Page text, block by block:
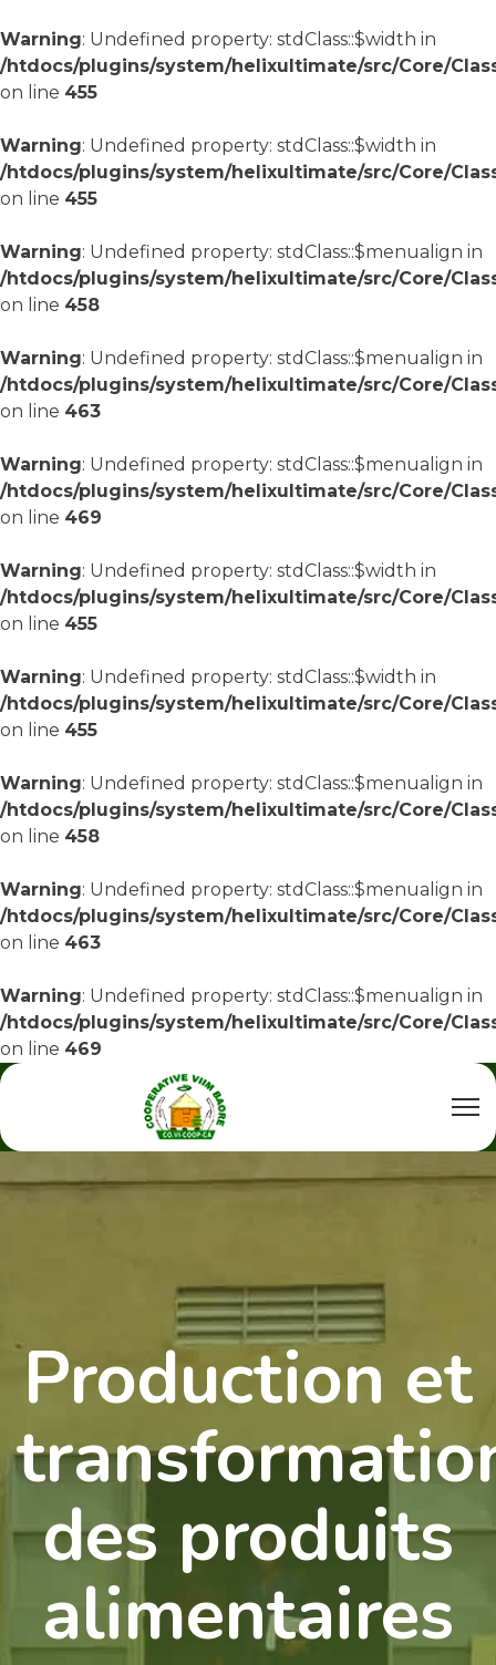
Warning: Undefined property: stdClass::$width in
/htdocs/plugins/system/helixultimate/src/Core/
on line 455
Warning: Undefined property: stdClass::$width in
/htdocs/plugins/system/helixultimate/src/Core/
on line 455
Warning: Undefined property: stdClass::$menualign in
/htdocs/plugins/system/helixultimate/src/Core/
on line 458
Warning: Undefined property: stdClass::$menualign in
/htdocs/plugins/system/helixultimate/src/Core/
on line 463
Warning: Undefined property: stdClass::$menualign in
/htdocs/plugins/system/helixultimate/src/Core/
on line 469
Warning: Undefined property: stdClass::$width in
/htdocs/plugins/system/helixultimate/src/Core/
on line 455
Warning: Undefined property: stdClass::$width in
/htdocs/plugins/system/helixultimate/src/Core/
on line 455
Warning: Undefined property: stdClass::$menualign in
/htdocs/plugins/system/helixultimate/src/Core/
on line 458
Warning: Undefined property: stdClass::$menualign in
/htdocs/plugins/system/helixultimate/src/Core/
on line 463
Warning: Undefined property: stdClass::$menualign in
/htdocs/plugins/system/helixultimate/src/Core/
on line 469
Production et
des produits
alimentaires